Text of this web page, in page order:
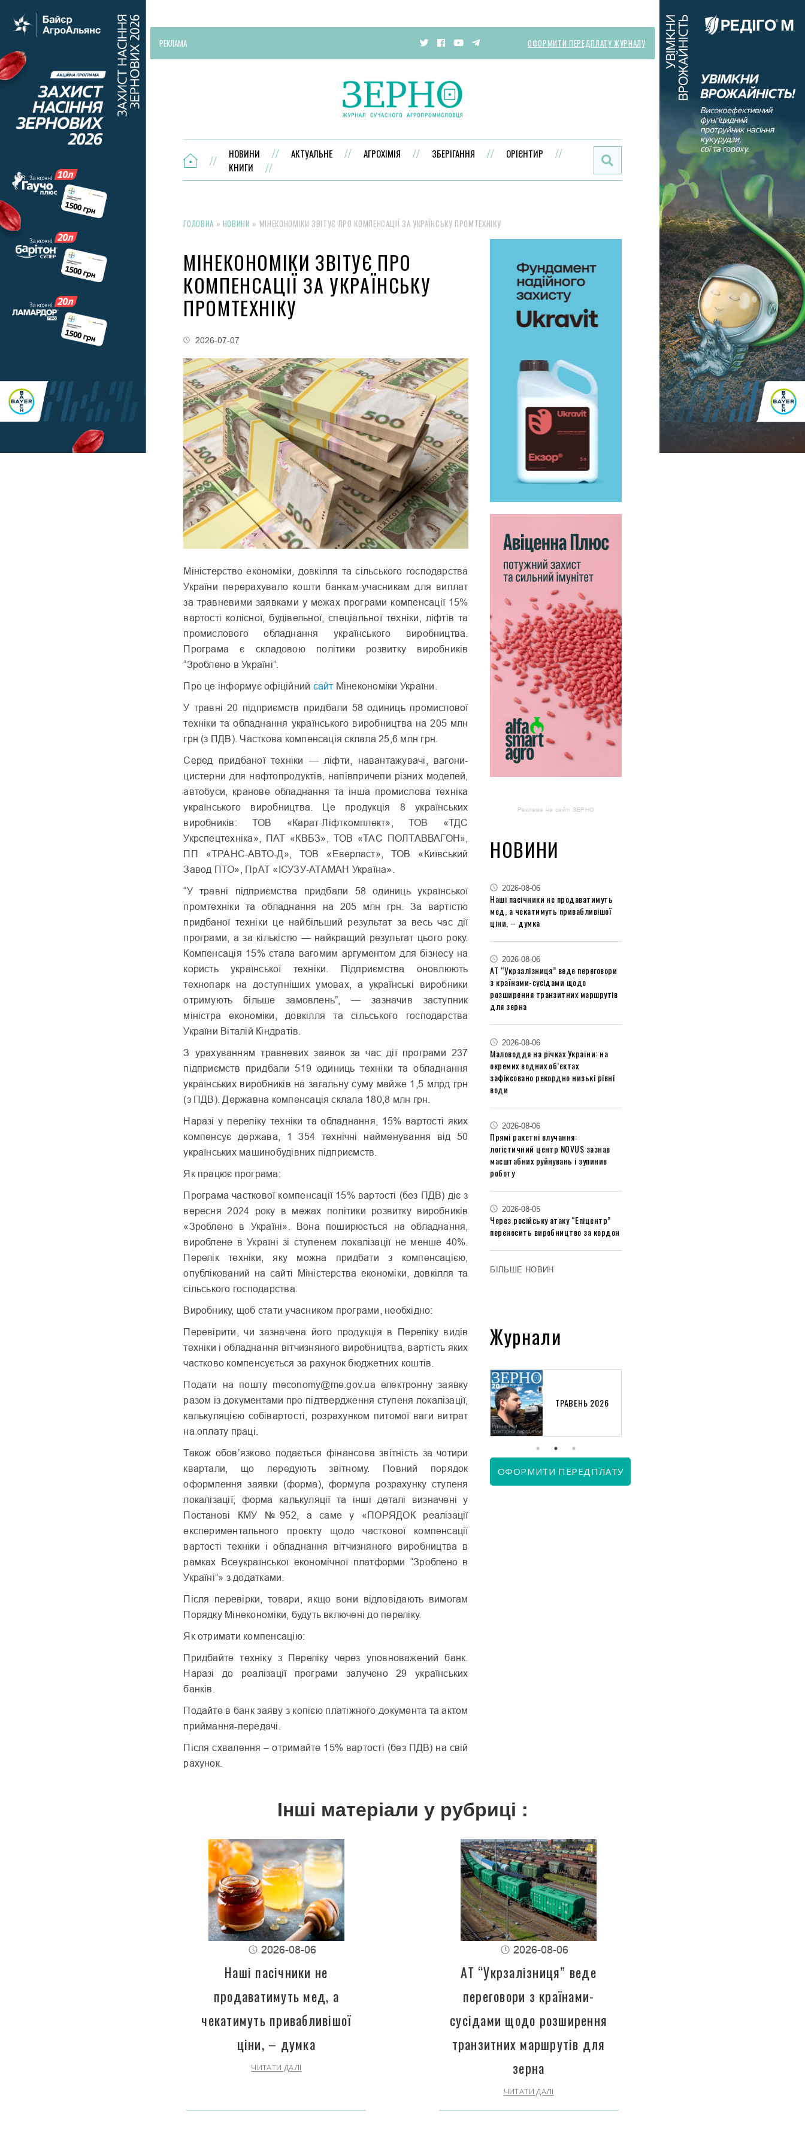
РЕКЛАМА ОФОРМИТИ ПЕРЕДПЛАТУ ЖУРНАЛУ
НОВИНИ АКТУАЛЬНЕ АГРОХІМІЯ ЗБЕРІГАННЯ
ОРІЄНТИР
КНИГИ
ГОЛОВНА » НОВИНИ » МІНЕКОНОМІКИ ЗВІТУЄ ПРО КОМПЕНСАЦІЇ ЗА УКРАЇНСЬКУ ПРОМТЕХНІКУ
МІНЕКОНОМІКИ ЗВІТУЄ ПРО
КОМПЕНСАЦІЇ ЗА УКРАЇНСЬКУ
ПРОМТЕХНІКУ
2026-07-07
Міністерство економіки, довкілля та сільського господарства
України перерахувало кошти банкам-учасникам для виплат
за травневими заявками у межах програми компенсації 15%
вартості колісної, будівельної, спеціальної техніки, ліфтів та
промислового обладнання українського виробництва.
Програма є складовою політики розвитку виробників
“Зроблено в Україні”.
Про це інформує офіційний сайт Мінекономіки України.
У травні 20 підприємств придбали 58 одиниць промислової
техніки та обладнання українського виробництва на 205 млн
грн (з ПДВ). Часткова компенсація склала 25,6 млн грн.
Серед придбаної техніки — ліфти, навантажувачі, вагони-
цистерни для нафтопродуктів, напівпричепи різних моделей,
автобуси, кранове обладнання та інша промислова техніка
українського виробництва. Це продукція 8 українських
виробників: ТОВ «Карат-Ліфткомплект», ТОВ «ТДС
Укрспецтехніка», ПАТ «КВБЗ», ТОВ «ТАС ПОЛТАВВАГОН»,
ПП «ТРАНС-АВТО-Д», ТОВ «Еверласт», ТОВ «Київський
Завод ПТО», ПрАТ «ІСУЗУ-АТАМАН Україна».
“У травні підприємства придбали 58 одиниць української
промтехніки та обладнання на 205 млн грн. За вартістю
придбаної техніки це найбільший результат за весь час дії
програми, а за кількістю — найкращий результат цього року.
Компенсація 15% стала вагомим аргументом для бізнесу на
користь української техніки. Підприємства оновлюють
технопарк на доступніших умовах, а українські виробники
отримують більше замовлень”, — зазначив заступник
міністра економіки, довкілля та сільського господарства
України Віталій Кіндратів.
З урахуванням травневих заявок за час дії програми 237
підприємств придбали 519 одиниць техніки та обладнання
українських виробників на загальну суму майже 1,5 млрд грн
(з ПДВ). Державна компенсація склала 180,8 млн грн.
Наразі у переліку техніки та обладнання, 15% вартості яких
компенсує держава, 1 354 технічні найменування від 50
українських машинобудівних підприємств.
Як працює програма:
Програма часткової компенсації 15% вартості (без ПДВ) діє з
вересня 2024 року в межах політики розвитку виробників
«Зроблено в Україні». Вона поширюється на обладнання,
вироблене в Україні зі ступенем локалізації не менше 40%.
Перелік техніки, яку можна придбати з компенсацією,
опублікований на сайті Міністерства економіки, довкілля та
сільського господарства.
Виробнику, щоб стати учасником програми, необхідно:
Перевірити, чи зазначена його продукція в Переліку видів
техніки і обладнання вітчизняного виробництва, вартість яких
частково компенсується за рахунок бюджетних коштів.
Подати на пошту meconomy@me.gov.ua електронну заявку
разом із документами про підтвердження ступеня локалізації,
калькуляцією собівартості, розрахунком питомої ваги витрат
на оплату праці.
Також обов’язково подається фінансова звітність за чотири
квартали, що передують звітному. Повний порядок
оформлення заявки (форма), формула розрахунку ступеня
локалізації, форма калькуляції та інші деталі визначені у
Постанові КМУ №952, а саме у «ПОРЯДОК реалізації
експериментального проєкту щодо часткової компенсації
вартості техніки і обладнання вітчизняного виробництва в
рамках Всеукраїнської економічної платформи “Зроблено в
Україні”» з додатками.
Після перевірки, товари, якщо вони відповідають вимогам
Порядку Мінекономіки, будуть включені до переліку.
Як отримати компенсацію:
Придбайте техніку з Переліку через уповноважений банк.
Наразі до реалізації програми залучено 29 українських
банків.
Подайте в банк заяву з копією платіжного документа та актом
приймання-передачі.
Після схвалення – отримайте 15% вартості (без ПДВ) на свій
рахунок.
Реклама на сайті ЗЕРНО
НОВИНИ
2026-08-06
Наші пасічники не продаватимуть
мед, а чекатимуть привабливішої
ціни, – думка
2026-08-06
АТ “Укрзалізниця” веде переговори
з країнами-сусідами щодо
розширення транзитних маршрутів
для зерна
2026-08-06
Маловоддя на річках України: на
окремих водних об’єктах
зафіксовано рекордно низькі рівні
води
2026-08-06
Прямі ракетні влучання:
логістичний центр NOVUS зазнав
масштабних руйнувань і зупинив
роботу
2026-08-05
Через російську атаку “Епіцентр”
переносить виробництво за кордон
БІЛЬШЕ НОВИН
Журнали
КВІТЕНЬ 2026 ЧЕРВЕНЬ 2026 ТРАВЕНЬ 2026
ОФОРМИТИ ПЕРЕДПЛАТУ
Інші матеріали у рубриці :
2026-08-06
Наші пасічники не
продаватимуть мед, а
чекатимуть привабливішої
ціни, – думка
ЧИТАТИ ДАЛІ
2026-08-06
АТ “Укрзалізниця” веде
переговори з країнами-
сусідами щодо розширення
транзитних маршрутів для
зерна
ЧИТАТИ ДАЛІ